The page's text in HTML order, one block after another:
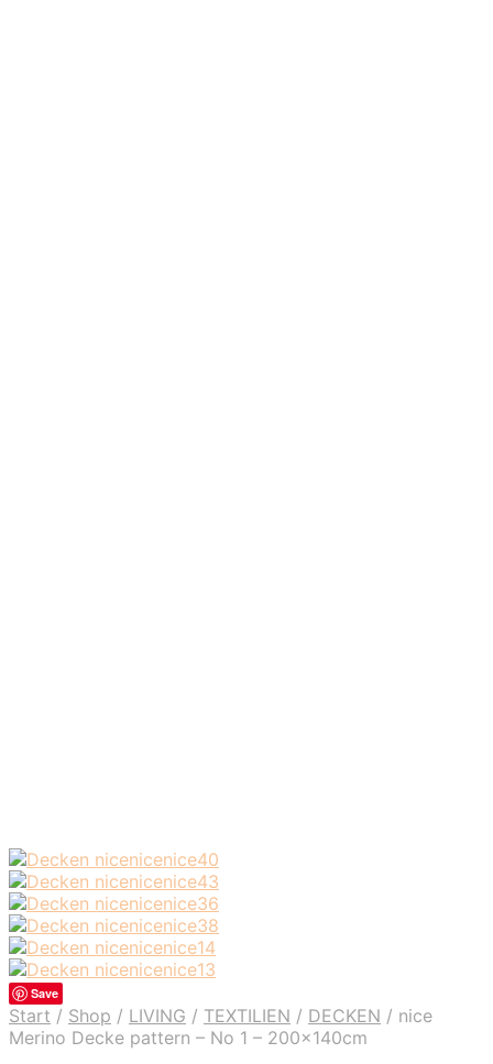
Save
Start / Shop / LIVING / TEXTILIEN / DECKEN / nice
Merino Decke pattern – No 1 – 200x140cm